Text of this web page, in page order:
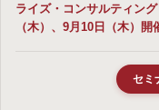
ライズ・コンサルティン
（木）、9月10日（木）開
セミ